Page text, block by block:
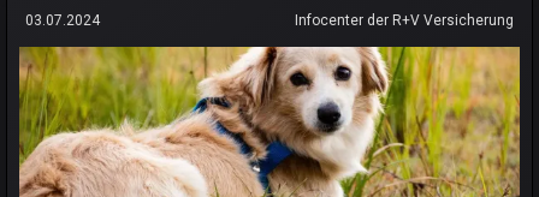
03.07.2024 Infocenter der R+V Versicherung